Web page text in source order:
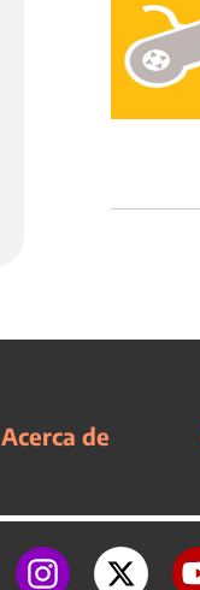
Acerca de